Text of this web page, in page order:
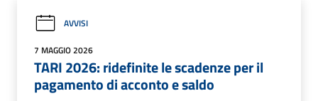
AVVISI
7 MAGGIO 2026
TARI 2026: ridefinite le scadenze per il
pagamento di acconto e saldo